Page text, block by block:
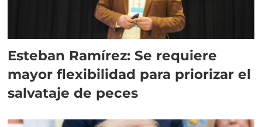
Esteban Ramírez: Se requiere
mayor flexibilidad para priorizar el
salvataje de peces